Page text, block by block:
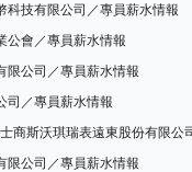
科技有限公司／專員薪水情報
公會／專員薪水情報
限公司／專員薪水情報
司／專員薪水情報
商斯沃琪瑞表遠東股份有限公
限公司／專員薪水情報